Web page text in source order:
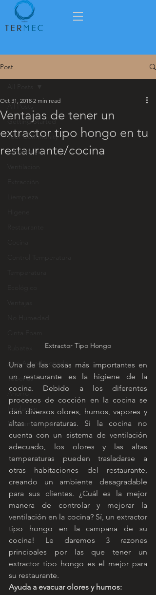
Post
All Posts
Getting Started
Your Community
Informativo
Aire Acondicionado
Tuberias
Ahorro
Insulación
Mantenimiento
Ventajas de tener un
extractor tipo hongo en tu
restaurante/cocina
Oct 31, 2018 2 min read
Extractor Tipo Hongo
Una de las cosas más importantes en
un restaurante es la higiene de la
cocina. Debido a los diferentes
procesos de cocción en la cocina se
dan diversos olores, humos, vapores y
altas temperaturas. Si la cocina no
cuenta con un sistema de ventilación
adecuado, los olores y las altas
temperaturas pueden trasladarse a
otras habitaciones del restaurante,
creando un ambiente desagradable
para sus clientes. ¿Cuál es la mejor
manera de controlar y mejorar la
ventilación en la cocina? Sí, un extractor
tipo hongo en la campana de su
cocina! Le daremos 3 razones
principales por las que tener un
extractor tipo hongo es el mejor para
su restaurante.
Ayuda a evacuar olores y humos: